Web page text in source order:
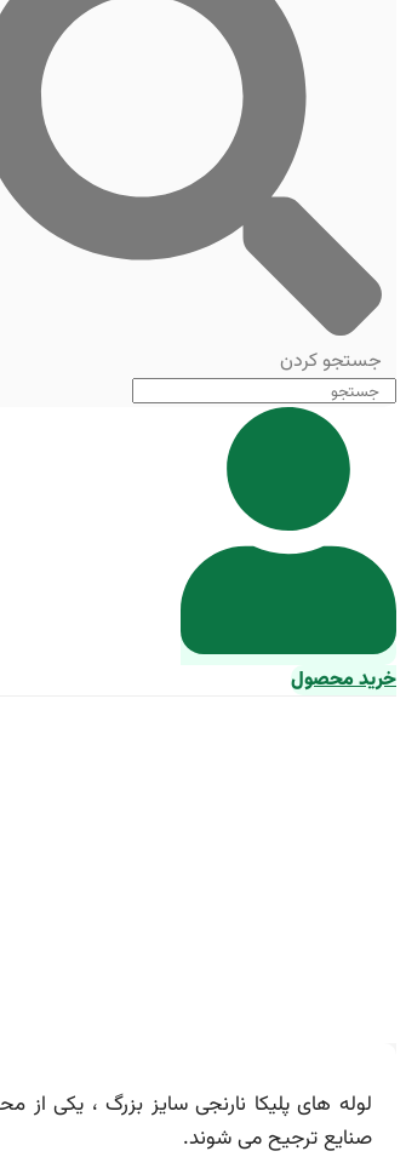
جستجو کردن
خرید محصول
لوله های پلیکا نارنجی سایز بزرگ ، یکی
صنایع ترجیح می شوند.